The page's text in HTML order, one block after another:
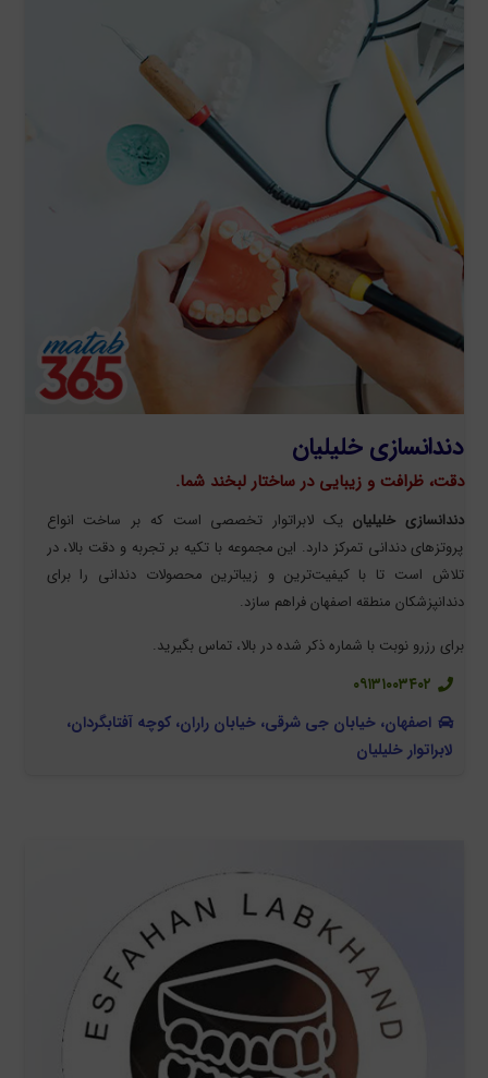
دندانسازی خلیلیان
دقت، ظرافت و زیبایی در ساختار لبخند شما.
دندانسازی خلیلیان یک لابراتوار تخصصی است که بر ساخت انواع
پروتزهای دندانی تمرکز دارد. این مجموعه با تکیه بر تجربه و دقت بالا، در
تلاش است تا با کیفیت‌ترین و زیباترین محصولات دندانی را برای
دندانپزشکان منطقه اصفهان فراهم سازد.
برای رزرو نوبت با شماره ذکر شده در بالا، تماس بگیرید.
۰۹۱۳۱۰۰۳۴۰۲
اصفهان، خیابان جی شرقی، خیابان راران، کوچه آفتابگردان،
لابراتوار خلیلیان